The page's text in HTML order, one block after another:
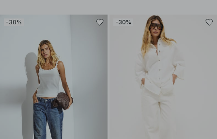
-30% -30%